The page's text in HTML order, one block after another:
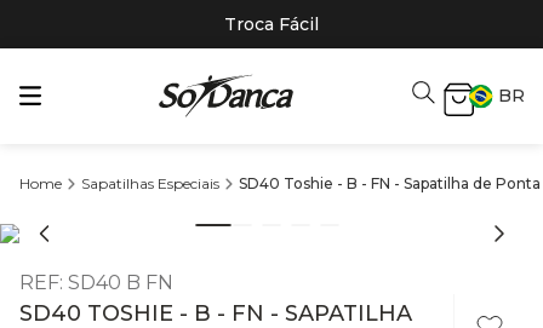
Troca Fácil
BR
Sapatilhas Especiais SD40 Toshie - B - FN - Sapatilha de Ponta
REF: SD40 B FN
SD40 TOSHIE - B - FN - SAPATILHA